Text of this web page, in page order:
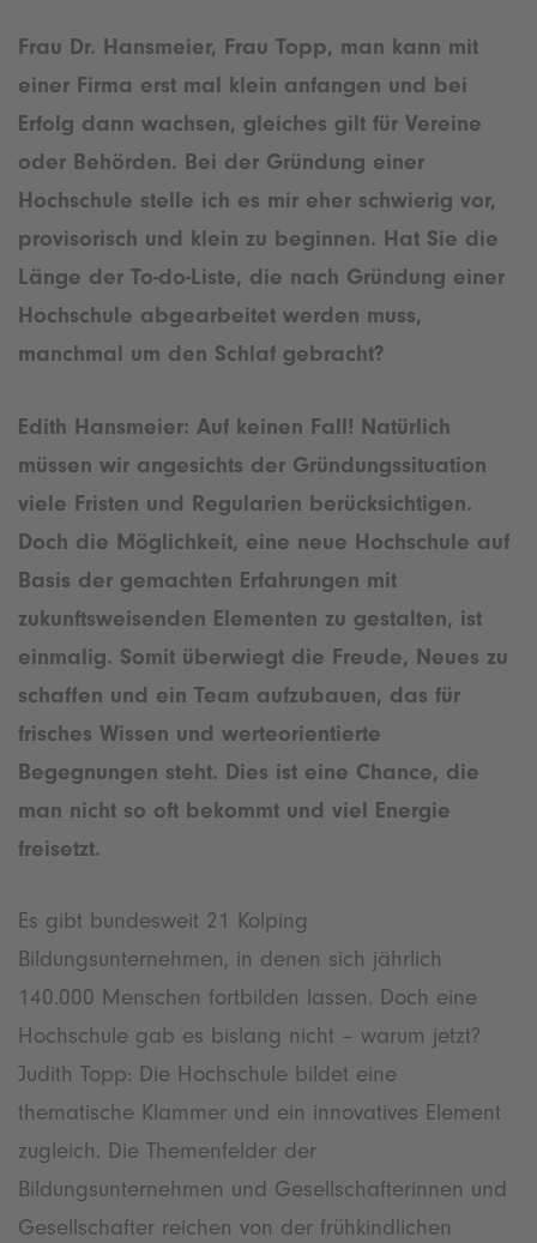
Frau Dr. Hansmeier, Frau Topp, man kann mit
einer Firma erst mal klein anfangen und bei
Erfolg dann wachsen, gleiches gilt für Vereine
oder Behörden. Bei der Gründung einer
Hochschule stelle ich es mir eher schwierig vor,
provisorisch und klein zu beginnen. Hat Sie die
Länge der To-do-Liste, die nach Gründung einer
Hochschule abgearbeitet werden muss,
manchmal um den Schlaf gebracht?
Edith Hansmeier: Auf keinen Fall! Natürlich
müssen wir angesichts der Gründungssituation
viele Fristen und Regularien berücksichtigen.
Doch die Möglichkeit, eine neue Hochschule auf
Basis der gemachten Erfahrungen mit
zukunftsweisenden Elementen zu gestalten, ist
einmalig. Somit überwiegt die Freude, Neues zu
schaffen und ein Team aufzubauen, das für
frisches Wissen und werteorientierte
Begegnungen steht. Dies ist eine Chance, die
man nicht so oft bekommt und viel Energie
freisetzt.
Es gibt bundesweit 21 Kolping
Bildungsunternehmen, in denen sich jährlich
140.000 Menschen fortbilden lassen. Doch eine
Hochschule gab es bislang nicht – warum jetzt?
Judith Topp: Die Hochschule bildet eine
thematische Klammer und ein innovatives Element
zugleich. Die Themenfelder der
Bildungsunternehmen und Gesellschafterinnen und
Gesellschafter reichen von der frühkindlichen